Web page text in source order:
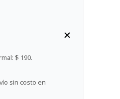
$ 190.
sin costo en